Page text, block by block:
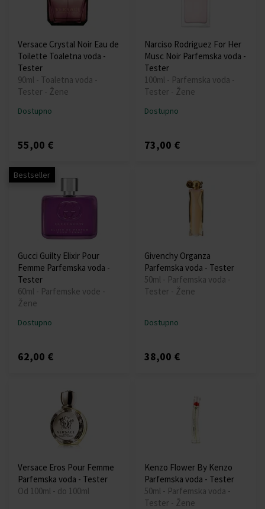
Versace Crystal Noir Eau de
Toilette Toaletna voda -
Tester
90ml - Toaletna voda -
Tester - Žene
Dostupno
55,00 €
Narciso Rodriguez For Her
Musc Noir Parfemska voda -
Tester
100ml - Parfemska voda -
Tester - Žene
Dostupno
73,00 €
Bestseller
Gucci Guilty Elixir Pour
Femme Parfemska voda -
Tester
60ml - Parfemske vode -
Žene
Dostupno
62,00 €
Givenchy Organza
Parfemska voda - Tester
50ml - Parfemska voda -
Tester - Žene
Dostupno
38,00 €
Versace Eros Pour Femme
Parfemska voda - Tester
Od 100ml - do 100ml
Kenzo Flower By Kenzo
Parfemska voda - Tester
50ml - Parfemska voda -
Tester - Žene